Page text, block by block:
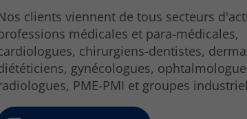
clients viennent de tous secteurs
médicales et para-médicales,
chirurgiens-dentistes,
gynécologues,
PME-PMI et groupes